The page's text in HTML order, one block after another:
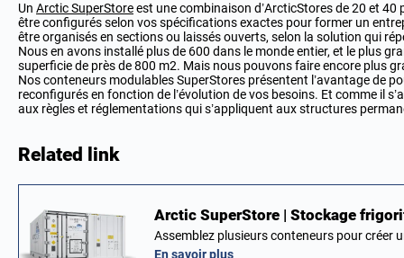
Un Arctic SuperStoreest une combinaison d’ArcticStores de 20 et
être configurés selon vos spécifications exactes pour former un
être organisés en sections ou laissés ouverts, selon la solution qui
Nous en avons installé plus de 600 dans le monde entier, et le plus
superficie de près de 800 m2. Mais nous pouvons faire encore plus
Nos conteneurs modulables SuperStores présentent l’avantage de
reconfigurés en fonction de l’évolution de vos besoins. Et comme il
aux règles et réglementations qui s’appliquent aux structures
Related link
Arctic SuperStore | Stockage
Assemblez plusieurs conteneurs pour créer
En savoir plus